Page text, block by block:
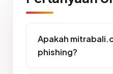
Apakah
phishing?